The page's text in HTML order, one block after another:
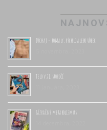
Dýchaj – pomaly, rýchlo alebo vôbec
Telo v 21. storočí
Zázračný metabolizmus